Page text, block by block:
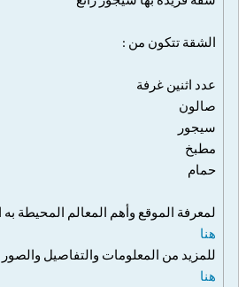
الشقة تتكون من :
عدد اثنين غرفة
صالون
سيجور
مطبخ
حمام
لمعرفة الموقع وأهم المعالم المحيطة به ا
هنا
للمزيد من المعلومات والتفاصيل والصور
هنا